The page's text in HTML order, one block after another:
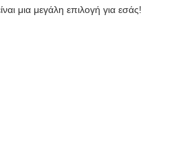
μια μεγάλη επιλογή για εσάς!